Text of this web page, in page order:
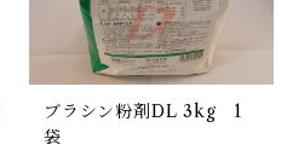
ブラシン粉剤DL 3kg 1
袋